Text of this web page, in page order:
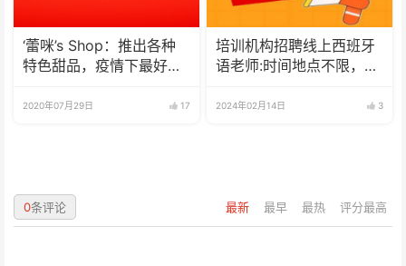
‘蕾咪’s Shop：推出各种
特色甜品，疫情下最好的
2020年07月29日 17
培训机构招聘线上西班牙
语老师:时间地点不限，可
2024年02月14日 3
最新 最早 最热 评分最高
0条评论